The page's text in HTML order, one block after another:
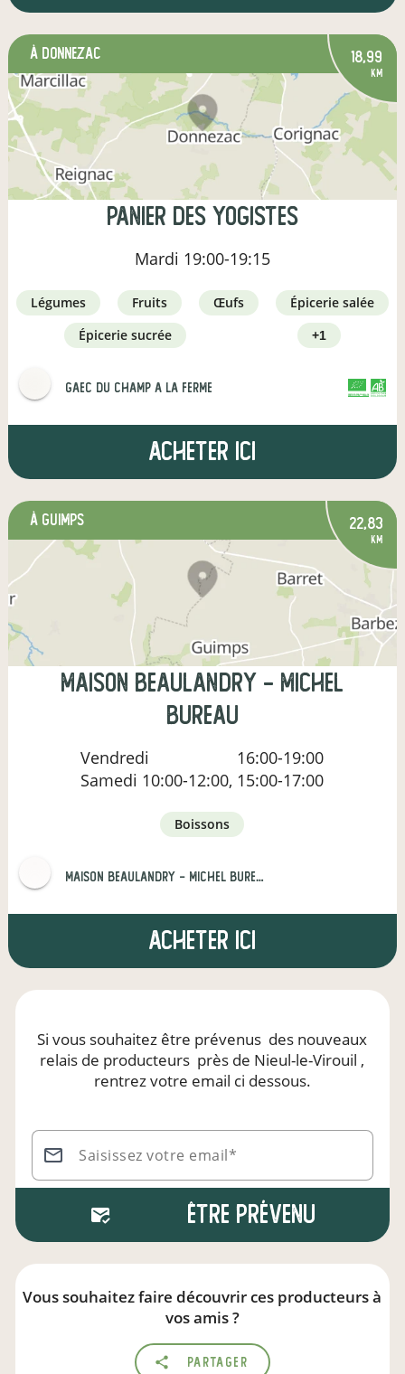
à Donnezac 18,99
km
Panier des yogistes
Mardi 19:00-19:15
légumes fruits œufs
épicerie salée
épicerie sucrée
+1
gaec du champ a la ferme
Acheter ici
à GUIMPS 22,83
km
Maison Beaulandry - Michel
BUREAU
Vendredi
16:00-19:00
Samedi 10:00-12:00, 15:00-17:00
boissons
Maison Beaulandry - Michel BUREAU et Fils
Acheter ici
Si vous souhaitez être prévenus des nouveaux
relais de producteurs près de Nieul-le-Virouil ,
rentrez votre email ci dessous.
Saisissez votre email*
Être prévenu
Vous souhaitez faire découvrir ces producteurs à
vos amis ?
Partager